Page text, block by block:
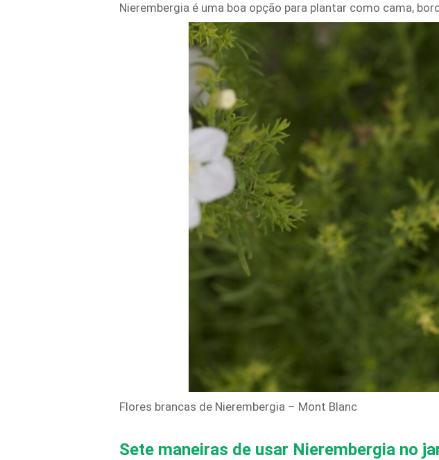
Nierembergia é uma boa opção para plantar como cama,
Flores brancas de Nierembergia – Mont Blanc
Sete maneiras de usar Nierembergia no